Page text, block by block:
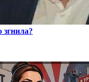
згнила?